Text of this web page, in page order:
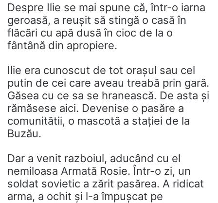
Despre Ilie se mai spune că, într-o iarna
geroasă, a reușit să stingă o casă în
flăcări cu apă dusă în cioc de la o
fântână din apropiere.
Ilie era cunoscut de tot orașul sau cel
putin de cei care aveau treabă prin gară.
Găsea cu ce sa se hranească. De asta și
rămăsese aici. Devenise o pasăre a
comunitătii, o mascotă a stației de la
Buzău.
Dar a venit razboiul, aducând cu el
nemiloasa Armată Rosie. Într-o zi, un
soldat sovietic a zărit pasărea. A ridicat
arma, a ochit și l-a împușcat pe